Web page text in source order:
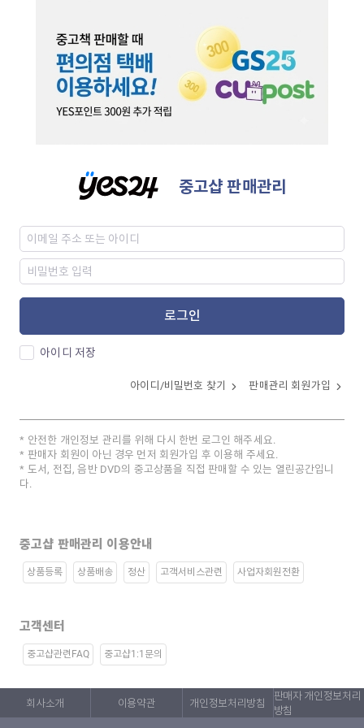
중고샵 판매관리
로그인
아이디 저장
아이디/비밀번호 찾기 판매관리 회원가입
안전한 개인정보 관리를 위해 다시 한번 로그인 해주세요.
판매자 회원이 아닌 경우 먼저 회원가입 후 이용해 주세요.
도서, 전집, 음반 DVD의 중고상품을 직접 판매할 수 있는 열린공간입니
다.
중고샵 판매관리 이용안내
상품등록 상품배송 정산 고객서비스관련 사업자회원전환
고객센터
중고샵관련FAQ 중고샵1:1문의
회사소개 이용약관 개인정보처리방침
판매자 개인정보처리
방침